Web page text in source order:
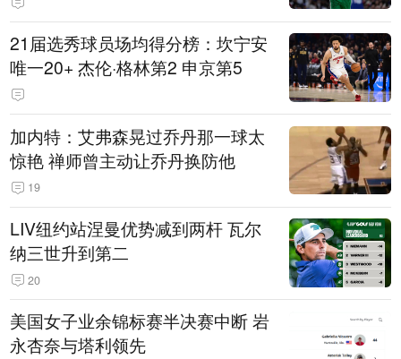
21届选秀球员场均得分榜：坎宁安
唯一20+ 杰伦·格林第2 申京第5
加内特：艾弗森晃过乔丹那一球太
惊艳 禅师曾主动让乔丹换防他
19
LIV纽约站涅曼优势减到两杆 瓦尔
纳三世升到第二
20
美国女子业余锦标赛半决赛中断 岩
永杏奈与塔利领先